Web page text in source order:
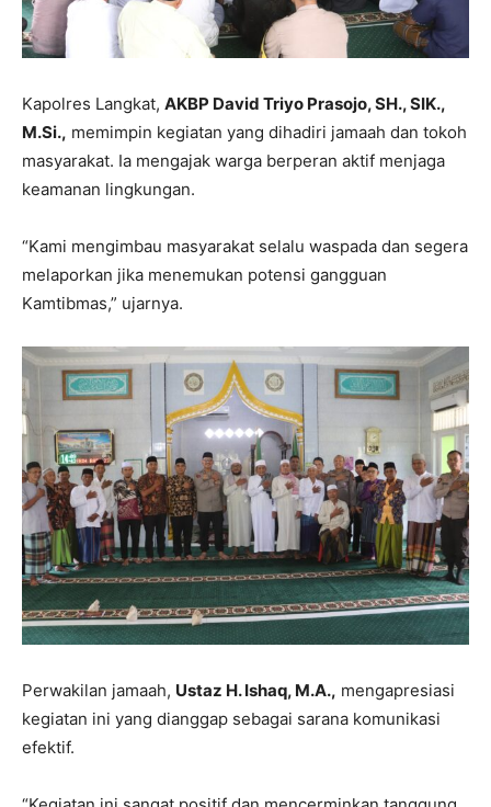
Kapolres Langkat, AKBP David Triyo Prasojo, SH., SIK.,
M.Si., memimpin kegiatan yang dihadiri jamaah dan tokoh
masyarakat. Ia mengajak warga berperan aktif menjaga
keamanan lingkungan.
“Kami mengimbau masyarakat selalu waspada dan segera
melaporkan jika menemukan potensi gangguan
Kamtibmas,” ujarnya.
Perwakilan jamaah, Ustaz H. Ishaq, M.A., mengapresiasi
kegiatan ini yang dianggap sebagai sarana komunikasi
efektif.